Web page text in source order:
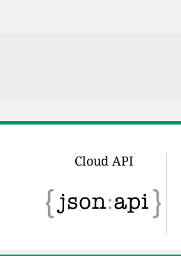
Cloud API